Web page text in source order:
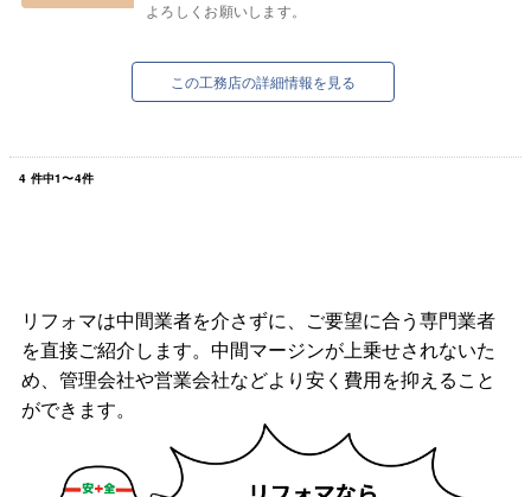
よろしくお願いします。
この工務店の詳細情報を見る
4 件中1〜4件
リフォマは中間業者を介さずに、ご要望に合う専門業者
を直接ご紹介します。中間マージンが上乗せされないた
め、管理会社や営業会社などより安く費用を抑えること
ができます。